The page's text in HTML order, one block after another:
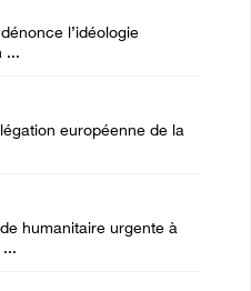
l’idéologie
...
européenne de la
humanitaire urgente à